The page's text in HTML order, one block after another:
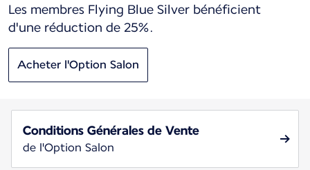
Les membres Flying Blue Silver bénéficient
d'une réduction de 25%.
Acheter l'Option Salon
Conditions Générales de Vente
de l'Option Salon